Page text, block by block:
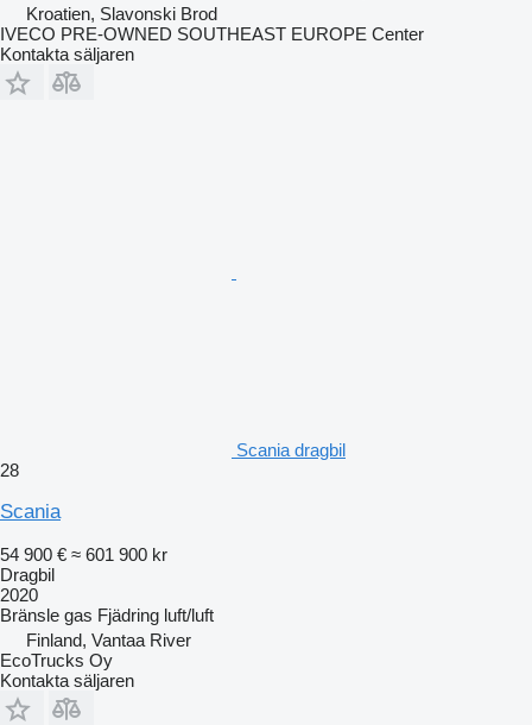
Kroatien, Slavonski Brod
IVECO PRE-OWNED SOUTHEAST EUROPE Center
Kontakta säljaren
Scania dragbil
28
Scania
54 900 € ≈ 601 900 kr
Dragbil
2020
Bränsle gas Fjädring luft/luft
Finland, Vantaa River
EcoTrucks Oy
Kontakta säljaren